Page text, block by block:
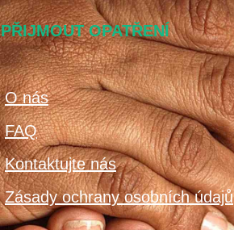
PŘIJMOUT OPATŘENÍ
O nás
FAQ
Kontaktujte nás
Zásady ochrany osobních údajů